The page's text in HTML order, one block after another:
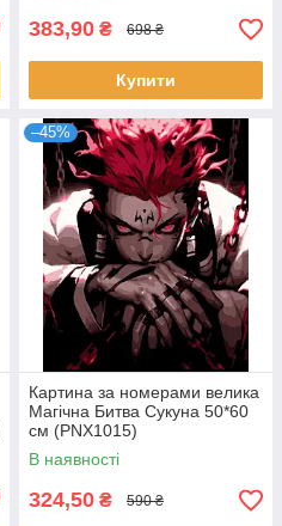
383,90 ₴ 698 ₴
Купити
–45%
Картина за номерами велика
Магічна Битва Сукуна 50*60
см (PNX1015)
В наявності
324,50 ₴ 590 ₴